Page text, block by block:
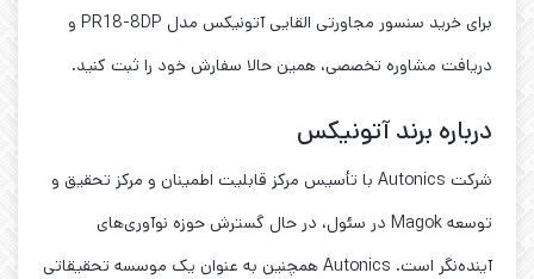
برای خرید سنسور مجاورتی القایی آتونیکس مدل PR18-8DP و
دریافت مشاوره تخصصی، همین حالا سفارش خود را ثبت کنید.
درباره برند آتونیکس
شرکت Autonics با تأسیس مرکز قابلیت اطمینان و مرکز تحقیق و
توسعه Magok در سئول، در حال گسترش حوزه نوآوری‌های
آینده‌نگر است. Autonics همچنین به عنوان یک موسسه تحقیقاتی